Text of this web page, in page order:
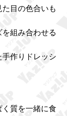
目の色合いも
組み合わせる
作りドレッシ
質を一緒に食